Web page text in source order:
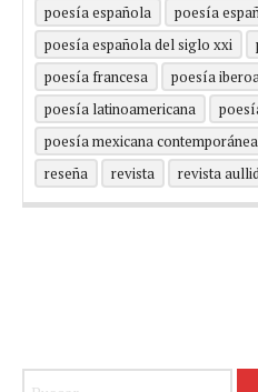
poesía española
poesía
poesía española del siglo xxi
poesía francesa
poesía
poesía latinoamericana
poesía mexicana contemporánea
reseña
revista revista